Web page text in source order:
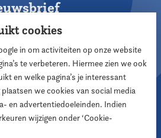
cookies
in om activiteiten op onze website
te verbeteren. Hiermee zien we ook
en welke pagina’s je interessant
we cookies van social media
en advertentiedoeleinden. Indien
wijzigen onder ‘Cookie-